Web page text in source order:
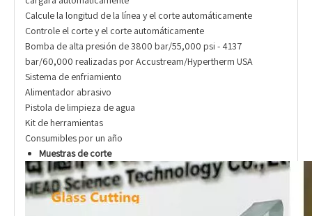
Calcule la longitud de la línea y el corte automáticamente
Controle el corte y el corte automáticamente
Bomba de alta presión de 3800 bar/55,000 psi - 4137
bar/60,000 realizadas por Accustream/Hypertherm USA
Sistema de enfriamiento
Alimentador abrasivo
Pistola de limpieza de agua
Kit de herramientas
Consumibles por un año
Muestras de corte